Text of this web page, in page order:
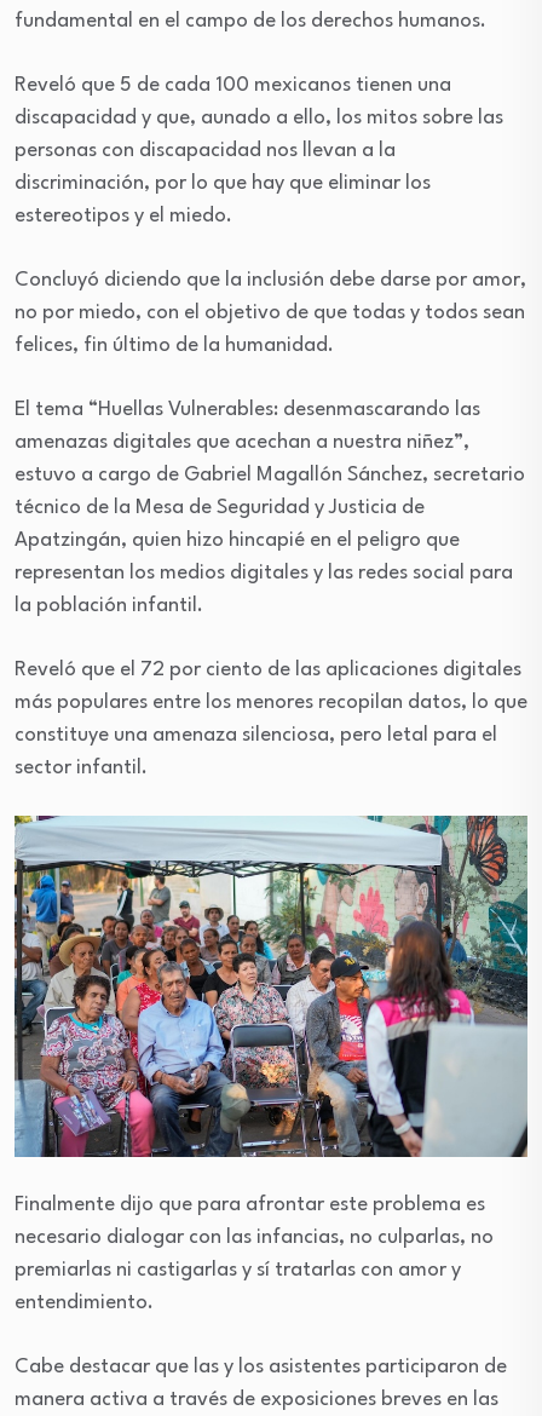
fundamental en el campo de los derechos humanos.
Reveló que 5 de cada 100 mexicanos tienen una
discapacidad y que, aunado a ello, los mitos sobre las
personas con discapacidad nos llevan a la
discriminación, por lo que hay que eliminar los
estereotipos y el miedo.
Concluyó diciendo que la inclusión debe darse por amor,
no por miedo, con el objetivo de que todas y todos sean
felices, fin último de la humanidad.
El tema “Huellas Vulnerables: desenmascarando las
amenazas digitales que acechan a nuestra niñez”,
estuvo a cargo de Gabriel Magallón Sánchez, secretario
técnico de la Mesa de Seguridad y Justicia de
Apatzingán, quien hizo hincapié en el peligro que
representan los medios digitales y las redes social para
la población infantil.
Reveló que el 72 por ciento de las aplicaciones digitales
más populares entre los menores recopilan datos, lo que
constituye una amenaza silenciosa, pero letal para el
sector infantil.
Finalmente dijo que para afrontar este problema es
necesario dialogar con las infancias, no culparlas, no
premiarlas ni castigarlas y sí tratarlas con amor y
entendimiento.
Cabe destacar que las y los asistentes participaron de
manera activa a través de exposiciones breves en las